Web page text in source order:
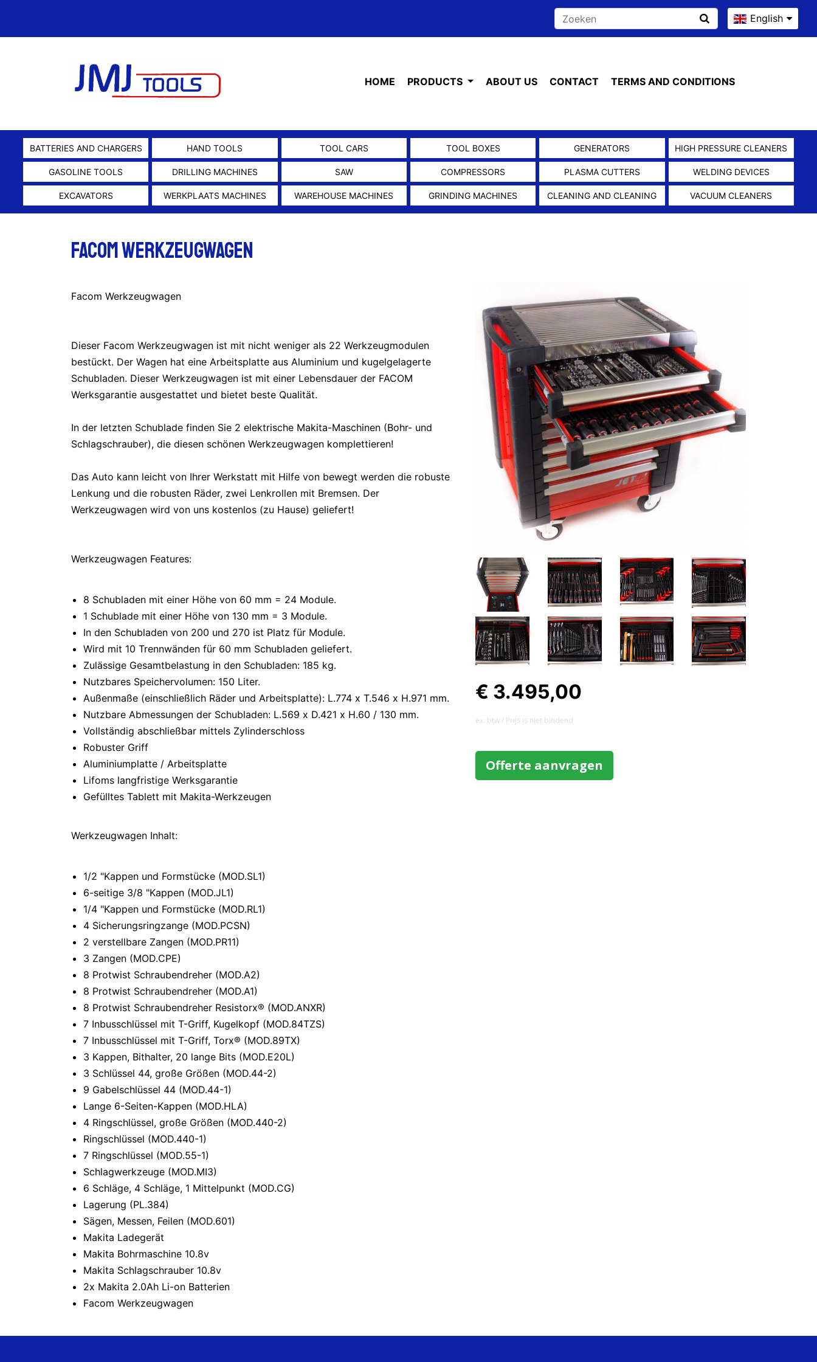
English
HOME PRODUCTS ABOUT US CONTACT TERMS AND CONDITIONS
BATTERIES AND CHARGERS HAND TOOLS TOOL CARS TOOL BOXES GENERATORS HIGH PRESSURE CLEANERS
GASOLINE TOOLS DRILLING MACHINES SAW COMPRESSORS PLASMA CUTTERS WELDING DEVICES
EXCAVATORS WERKPLAATS MACHINES WAREHOUSE MACHINES GRINDING MACHINES CLEANING AND CLEANING VACUUM CLEANERS
Facom Werkzeugwagen
€ 3.495,00
ex. btw / Prijs is niet bindend
Offerte aanvragen
Facom Werkzeugwagen
Dieser Facom Werkzeugwagen ist mit nicht weniger als 22 Werkzeugmodulen
bestückt. Der Wagen hat eine Arbeitsplatte aus Aluminium und kugelgelagerte
Schubladen. Dieser Werkzeugwagen ist mit einer Lebensdauer der FACOM
Werksgarantie ausgestattet und bietet beste Qualität.
In der letzten Schublade finden Sie 2 elektrische Makita-Maschinen (Bohr- und
Schlagschrauber), die diesen schönen Werkzeugwagen komplettieren!
Das Auto kann leicht von Ihrer Werkstatt mit Hilfe von bewegt werden die robuste
Lenkung und die robusten Räder, zwei Lenkrollen mit Bremsen. Der
Werkzeugwagen wird von uns kostenlos (zu Hause) geliefert!
Werkzeugwagen Features:
8 Schubladen mit einer Höhe von 60 mm = 24 Module.
1 Schublade mit einer Höhe von 130 mm = 3 Module.
In den Schubladen von 200 und 270 ist Platz für Module.
Wird mit 10 Trennwänden für 60 mm Schubladen geliefert.
Zulässige Gesamtbelastung in den Schubladen: 185 kg.
Nutzbares Speichervolumen: 150 Liter.
Außenmaße (einschließlich Räder und Arbeitsplatte): L.774 x T.546 x H.971 mm.
Nutzbare Abmessungen der Schubladen: L.569 x D.421 x H.60 / 130 mm.
Vollständig abschließbar mittels Zylinderschloss
Robuster Griff
Aluminiumplatte / Arbeitsplatte
Lifoms langfristige Werksgarantie
Gefülltes Tablett mit Makita-Werkzeugen
Werkzeugwagen Inhalt:
1/2 "Kappen und Formstücke (MOD.SL1)
6-seitige 3/8 "Kappen (MOD.JL1)
1/4 "Kappen und Formstücke (MOD.RL1)
4 Sicherungsringzange (MOD.PCSN)
2 verstellbare Zangen (MOD.PR11)
3 Zangen (MOD.CPE)
8 Protwist Schraubendreher (MOD.A2)
8 Protwist Schraubendreher (MOD.A1)
8 Protwist Schraubendreher Resistorx® (MOD.ANXR)
7 Inbusschlüssel mit T-Griff, Kugelkopf (MOD.84TZS)
7 Inbusschlüssel mit T-Griff, Torx® (MOD.89TX)
3 Kappen, Bithalter, 20 lange Bits (MOD.E20L)
3 Schlüssel 44, große Größen (MOD.44-2)
9 Gabelschlüssel 44 (MOD.44-1)
Lange 6-Seiten-Kappen (MOD.HLA)
4 Ringschlüssel, große Größen (MOD.440-2)
Ringschlüssel (MOD.440-1)
7 Ringschlüssel (MOD.55-1)
Schlagwerkzeuge (MOD.MI3)
6 Schläge, 4 Schläge, 1 Mittelpunkt (MOD.CG)
Lagerung (PL.384)
Sägen, Messen, Feilen (MOD.601)
Makita Ladegerät
Makita Bohrmaschine 10.8v
Makita Schlagschrauber 10.8v
2x Makita 2.0Ah Li-on Batterien
Facom Werkzeugwagen